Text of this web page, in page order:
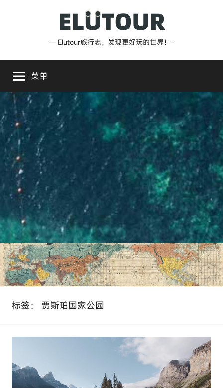
Elutour
旅
行
志
— Elutour旅行志，发现更好玩的世界！–
菜单
标签： 贾斯珀国家公园